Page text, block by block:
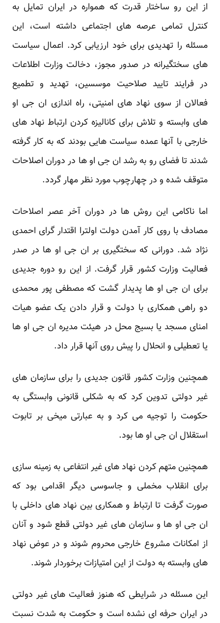
از این رو ساختار قدرت که همواره در ایران تمایل به
کنترل تمامی عرصه های اجتماعی داشته است، این
مسئله ‏را تهدیدی برای خود ارزیابی کرد. اعمال سیاست
های سختگیرانه در صدور مجوز، دخالت وزارت اطلاعات
در ‏فرایند تایید صلاحیت موسسین، تهدید و تطمیع
فعالان از سوی نهاد های امنیتی، راه اندازی ان جی او
های وابسته ‏و تلاش برای کانالیزه کردن ارتباط نهاد های
خارجی با آنها عمده سیاست هایی بودند که به کار گرفته
شدند تا ‏فضای رو به رشد ان جی او ها در دوران اصلاحات
متوقف شده و در چهارچوب مورد نظر مهار گردد.‏
اما ناکامی این روش ها در دوران آخر عصر اصلاحات
مصادف با روی کار آمدن دولت اولترا اقتدار گرای ‏احمدی
نژاد شد. دورانی که سختگیری بر ان جی او ها در صدر
فعالیت وزارت کشور قرار گرفت. از این رو ‏دوره جدیدی
برای ان جی او ها پدیدار گشت که مصطفی پور محمدی
دو راهی همکاری با دولت و قرار دادن یک ‏عضو هیات
امنای مسجد یا بسیج محل در هیئت مدیره ان جی او ها
یا تعطیلی و انحلال را پیش روی آنها قرار ‏داد.‏
همچنین وزارت کشور قانون جدیدی را برای سازمان های
غیر دولتی تدوین کرد که به شکلی قانونی وابستگی به
‏حکومت را توجیه می کرد و به عبارتی میخی بر تابوت
استقلال ان جی او ها بود.‏
همچنین متهم کردن نهاد های غیر انتفاعی به زمینه سازی
برای انقلاب مخملی و جاسوسی دیگر اقدامی بود که
‏صورت گرفت تا ارتباط و همکاری بین نهاد های داخلی با
ان جی او ها و سازمان های غیر دولتی قطع شود و ‏آنان
از امکانات مشروع خارجی محروم شوند و در عوض نهاد
های وابسته به دولت از این امتیازات برخوردار ‏شوند. ‏
این مسئله در شرایطی که هنوز فعالیت های غیر دولتی
در ایران حرفه ای نشده است و حکومت به شدت نسبت